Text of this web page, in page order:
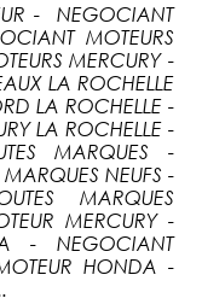
- NEGOCIANT
MOTEURS
MERCURY -
LA ROCHELLE
LA ROCHELLE -
LA ROCHELLE -
MARQUES -
NEUFS -
MARQUES
MERCURY -
- NEGOCIANT
HONDA -